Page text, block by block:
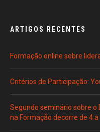
ARTIGOS RECENTES
Formação online sobre
Critérios de Participação:
Segundo seminário sobre o
na Formação decorre de 4